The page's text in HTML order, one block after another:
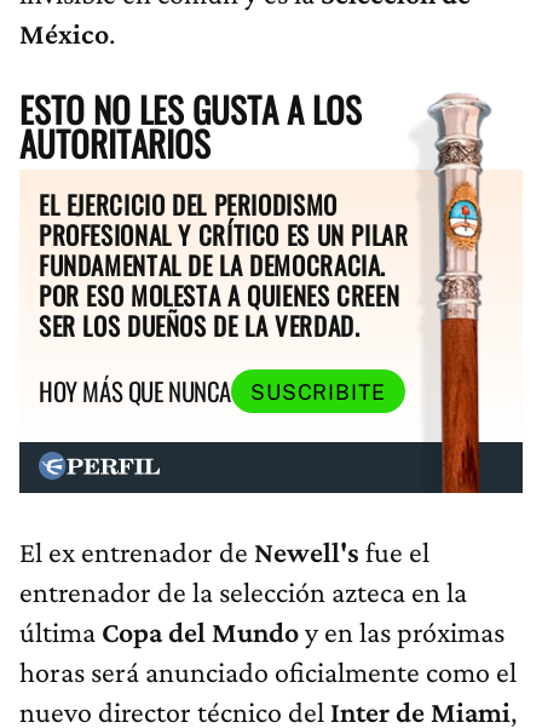
México.
ESTO NO LES GUSTA A LOS
AUTORITARIOS
EL EJERCICIO DEL PERIODISMO
PROFESIONAL Y CRÍTICO ES UN PILAR
FUNDAMENTAL DE LA DEMOCRACIA.
POR ESO MOLESTA A QUIENES CREEN
SER LOS DUEÑOS DE LA VERDAD.
HOY MÁS QUE NUNCA
SUSCRIBITE
El ex entrenador de Newell's fue el
entrenador de la selección azteca en la
última Copa del Mundoy en las próximas
horas será anunciado oficialmente como el
nuevo director técnico del Inter de Miami,